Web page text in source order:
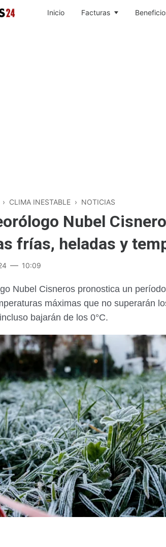
Inicio Facturas
› CLIMA INESTABLE › NOTICIAS
Nubel
frías, heladas y
10:09
Nubel Cisneros pronostica un
máximas que no superarán
bajarán de los 0°C.